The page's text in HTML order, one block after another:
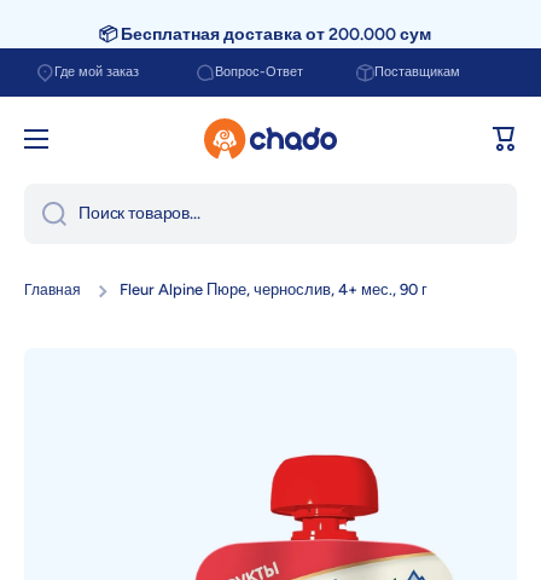
Перейти к содержанию
📦 Бесплатная доставка от 200.000 сум
Где мой заказ Вопрос-Ответ Поставщикам
Поиск товаров...
Главная Fleur Alpine Пюре, чернослив, 4+ мес., 90 г